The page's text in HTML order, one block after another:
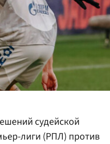
судейской
лиги (РПЛ) против